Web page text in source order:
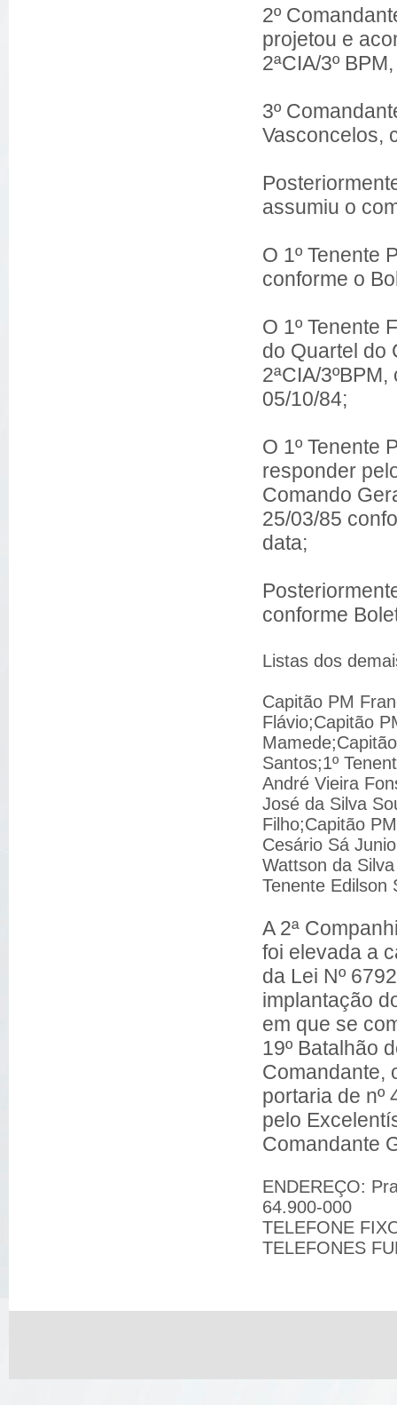
2º
projetou e
2ªCIA/3º
3º
Vasconcelos,
assumiu o
O 1º Tenente
conforme o
O 1º Tenente
do Quartel do
2ªCIA/
05/10/84;
O 1º Tenente
responder
Comando
25/03/85
data;
conforme
Listas dos
Capitão PM
Flávio;Capitão
Santos;1º
André Vieira
José da Silva
Filho;Capitão
Cesário Sá
Wattson da
Tenente Edilson
A 2ª
foi elevada a
da Lei Nº
implantação
em que se
19º Batalhão
Comandante,
portaria de nº
pelo
Comandante
ENDEREÇO:
64.900-000
TELEFONE
TELEFONES